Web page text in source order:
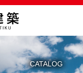
菅野建築（
CATALOG
コンクリート住